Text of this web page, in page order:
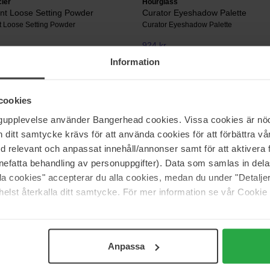
Information
använder Bangerhead cookies. Vissa cookies är
ditt samtycke krävs för att använda cookies för att förbättra
relevant och anpassat innehåll/annonser samt för att aktivera
behandling av personuppgifter). Data som samlas in
cookies" accepterar du alla cookies, medan du under
återkalla ditt samtycke. För mer information se vår
Anpassa
Loose Setting Powder
Loose Setting Powder
610 kr
Hourglass
Curator Eyeshadow Palette
Curator Eyeshadow Palette
924 kr
Ordinær pris 1 026 kr
Powder Foundation
40 ml
540 kr
Ordinær pris 599 kr
Beauty RMS Beauty
"Un" Cover-up Concealer &
486 kr
Ordinær pris 540 kr